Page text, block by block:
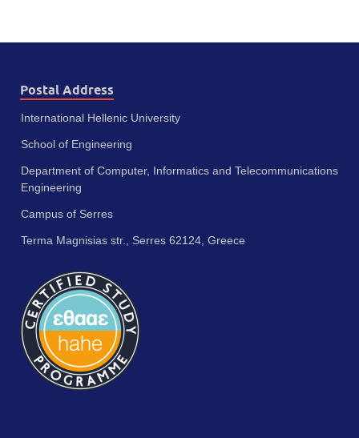
Postal Address
International Hellenic University
School of Engineering
Department of Computer, Informatics and Telecommunications
Engineering
Campus of Serres
Terma Magnisias str., Serres 62124, Greece